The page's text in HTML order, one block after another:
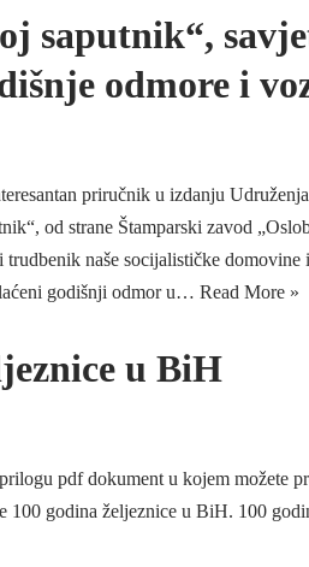
saputnik“,
odmore i
priručnik u izdanju
od strane Štamparski zavod
naše socijalističke domovine
godišnji odmor u… Read More »
u BiH
pdf dokument u kojem možete
100 godina željeznice u BiH. 100